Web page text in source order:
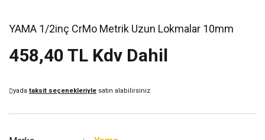
YAMA 1/2inç CrMo Metrik Uzun Lokmalar 10mm
458,40 TL Kdv Dahil
yada taksit seçenekleriyle satın alabilirsiniz